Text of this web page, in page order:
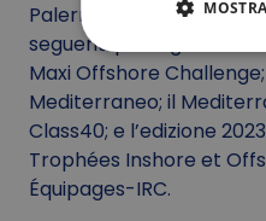
Palermo-Montecarlo
seguenti prestigiosi
Maxi Offshore
Mediterraneo; il
Class40; e l’edizione
Trophées Inshore et
Équipages-IRC.